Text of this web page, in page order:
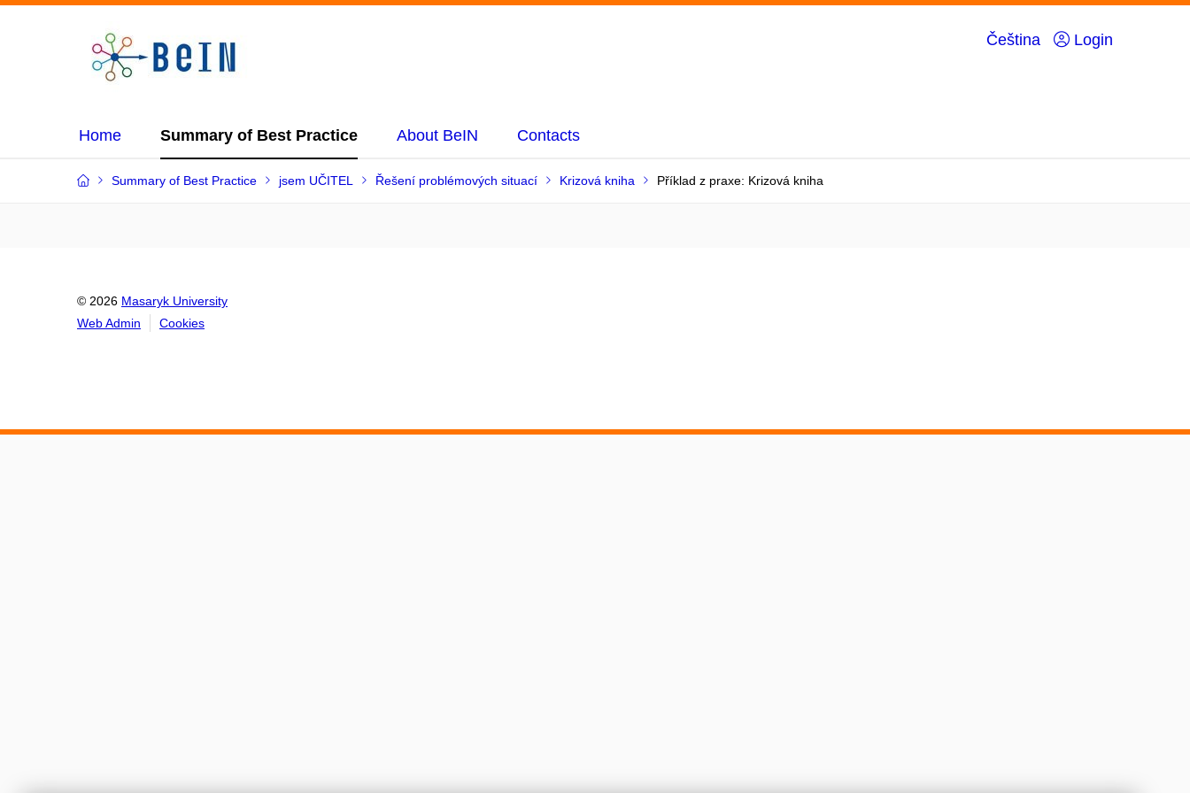
Čeština Login
Home Summary of Best Practice About BeIN Contacts
Summary of Best Practice jsem UČITEL Řešení problémových situací Krizová kniha Příklad z praxe: Krizová kniha
© 2026 Masaryk University
Web Admin
Cookies